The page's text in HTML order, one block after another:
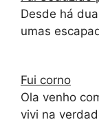
Desde há
umas
Fui corno
Ola venho
vivi na